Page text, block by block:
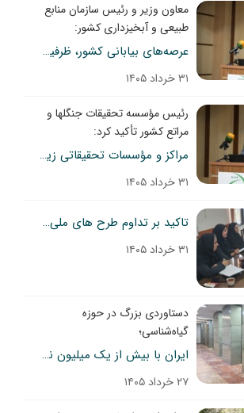
معاون وزیر و رئیس سازمان منابع
طبیعی و آبخیزداری کشور:
عرصه‌های بیابانی کشور، ظرفیتی عظیم برای ایجاد فرصت‌های اقتصادی و توسعه‌ای است
۳۱ خرداد ۱۴۰۵
رئیس مؤسسه تحقیقات جنگلها و
مراتع کشور تأکید کرد:
مراکز و مؤسسات تحقیقاتی زیرمجموعه سازمان تات، می‌توانند در حل بحران‌های ناشی از پدیده بیابان‌زایی، راهگشا باشند
۳۱ خرداد ۱۴۰۵
تاکید بر تداوم طرح های ملی پایش و تولید بذور گونه های مرتعی و گرامیداشت روز جهانی مرتع و عشایر
۳۱ خرداد ۱۴۰۵
دستاوردی بزرگ در حوزه
گیاه‌شناسی؛
ایران با بیش از یک میلیون نمونه هرباریومی؛ پیشتاز منطقه در نگهداری ذخایر ژنتیکی گیاهی
۲۷ خرداد ۱۴۰۵